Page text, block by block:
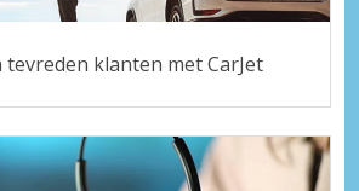
klanten met CarJet